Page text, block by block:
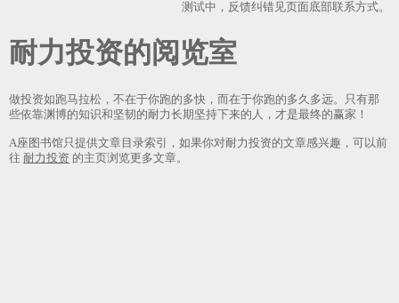
测试中，反馈纠错见页面底部联系方式。
耐力投资
做投资如跑马拉松，不在于你跑的多快，而在于你跑的多久多远。只有那
些依靠渊博的知识和坚韧的耐力长期坚持下来的人，才是最终的赢家！
A座图书馆只提供文章目录索引，如果你对耐力投资的文章感兴趣，可以前
往 耐力投资 的主页浏览更多文章。